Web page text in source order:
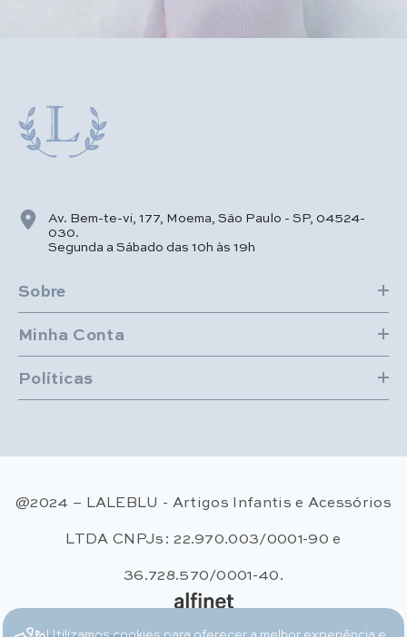
Av. Bem-te-vi, 177, Moema, São Paulo - SP, 04524-
030.
Segunda a Sábado das 10h às 19h
Sobre
Minha Conta
Políticas
@2024 – LALEBLU - Artigos Infantis e Acessórios
LTDA CNPJs: 22.970.003/0001-90 e
36.728.570/0001-40.